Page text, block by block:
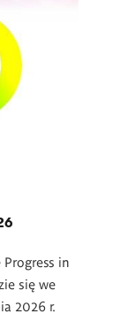
in
się we
2026 r.